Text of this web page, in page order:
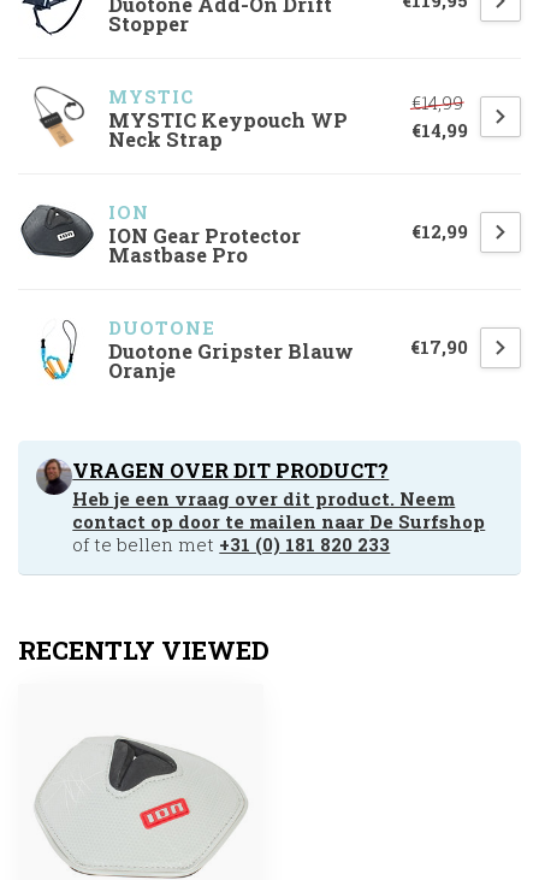
Stopper
MYSTIC
MYSTIC Keypouch WP
Neck Strap
€14,99
€14,99
ION
ION Gear Protector
Mastbase Pro
€12,99
DUOTONE
Duotone Gripster Blauw
Oranje
€17,90
VRAGEN OVER DIT PRODUCT?
Heb je een vraag over dit product. Neem
contact op door te mailen naar De Surfshop
of te bellen met +31 (0) 181 820 233
RECENTLY VIEWED